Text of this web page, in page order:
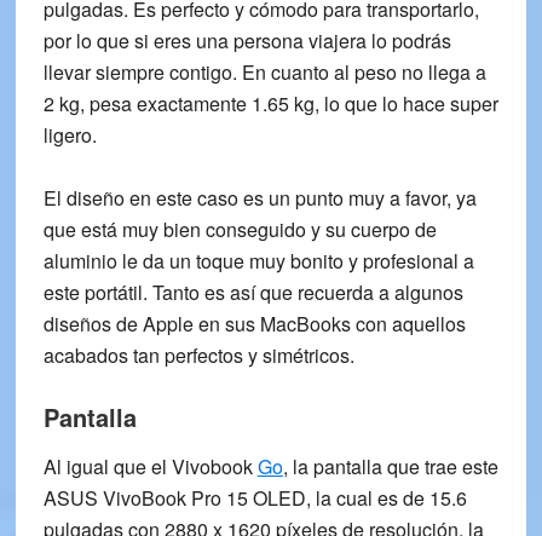
pulgadas. Es perfecto y cómodo para transportarlo,
por lo que si eres una persona viajera lo podrás
llevar siempre contigo. En cuanto al peso no llega a
2 kg, pesa exactamente 1.65 kg, lo que lo hace super
ligero.
El diseñoen este caso es un punto muy a favor, ya
que está muy bien conseguido y su cuerpo de
aluminiole da un toque muybonito y profesional a
este portátil. Tanto es así que recuerda a algunos
diseños de Appleen sus MacBooks con aquellos
acabados tan perfectos y simétricos.
Pantalla
Al igual que el VivobookGo, la pantalla que trae este
ASUS VivoBook Pro 15 OLED, la cual es de15.6
pulgadascon 2880 x 1620 píxelesde resolución, la